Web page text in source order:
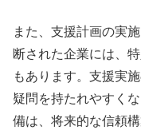
また、支援計画の実
断された企業には、
もあります。支援実
疑問を持たれやすく
備は、将来的な信頼